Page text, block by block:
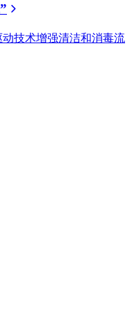
动技术增强清洁和消毒流